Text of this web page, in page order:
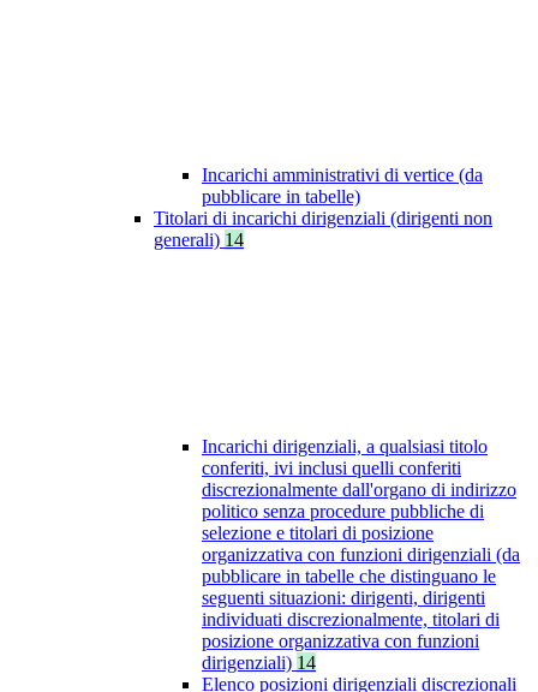
Incarichi amministrativi di vertice (da
pubblicare in tabelle)
Titolari di incarichi dirigenziali (dirigenti non
generali) 14
Incarichi dirigenziali, a qualsiasi titolo
conferiti, ivi inclusi quelli conferiti
discrezionalmente dall'organo di indirizzo
politico senza procedure pubbliche di
selezione e titolari di posizione
organizzativa con funzioni dirigenziali (da
pubblicare in tabelle che distinguano le
seguenti situazioni: dirigenti, dirigenti
individuati discrezionalmente, titolari di
posizione organizzativa con funzioni
dirigenziali) 14
Elenco posizioni dirigenziali discrezionali